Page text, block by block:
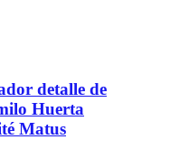
detalle de
Huerta
Matus